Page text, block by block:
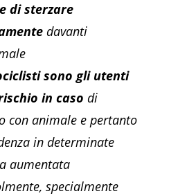
di sterzare
davanti
sono gli utenti
in caso di
con animale e pertanto
in determinate
aumentata
specialmente